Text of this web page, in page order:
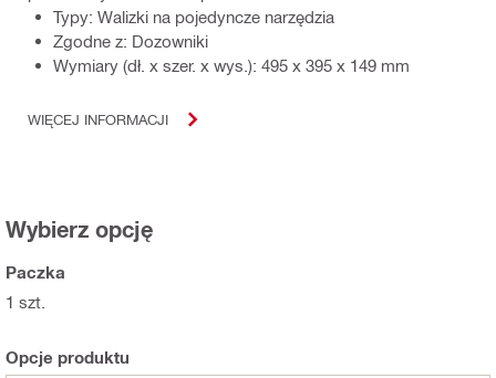
Typy: Walizki na pojedyncze narzędzia
Zgodne z: Dozowniki
Wymiary (dł. x szer. x wys.): 495 x 395 x 149 mm
WIĘCEJ INFORMACJI
Wybierz opcję
Paczka
1 szt.
Opcje produktu